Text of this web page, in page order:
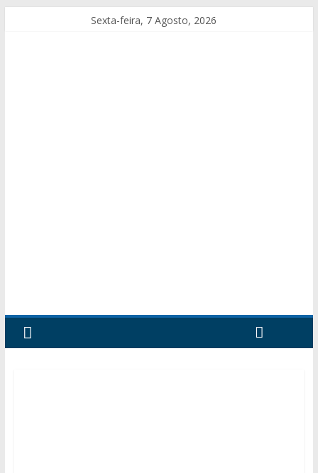
Sexta-feira, 7 Agosto, 2026